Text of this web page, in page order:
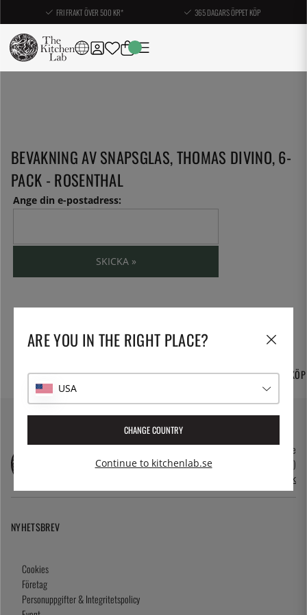
FRI FRAKT ÖVER 500 KR* 365 DAGARS ÖPPET KÖP
BEVAKNING AV SNAPSGLAS, THOMAS DIVINO, 6-
PACK - ROSENTHAL
Ange din e-postadress:
SKICKA »
HEMLEVERANS
TUSENTALS PRODUKTER 365 DAGARS ÖPPET KÖP
kundservice@kitchenlab.se
08-41095200 (vardagar 10.00-17.00)
Öppettider i butik
NYHETSBREV
Cookies
Företag
Personuppgifter & Integritetspolicy
ARE YOU IN THE RIGHT PLACE?
USA
CHANGE COUNTRY
Continue to kitchenlab.se